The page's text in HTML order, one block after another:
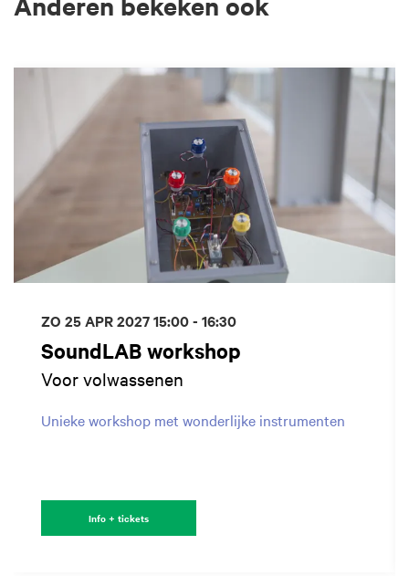
SoundLAB workshop
Voor volwassenen
Unieke workshop met wonderlijke instrumenten
ZO 25 APR 202715:00 - 16:30
Info + tickets